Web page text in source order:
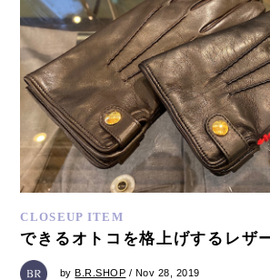
CLOSEUP ITEM
できるオトコを格上げするレザ
by B.R.SHOP / Nov 28, 2019